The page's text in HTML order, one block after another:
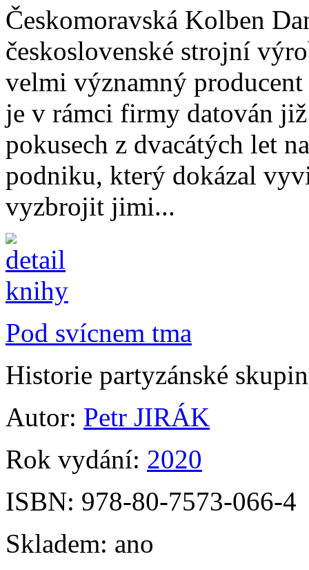
Českomoravská Kolben
československé strojní
velmi významný
je v rámci firmy datován
pokusech z dvacátých let
podniku, který dokázal
vyzbrojit jimi...
Pod svícnem tma
Historie partyzánské
Autor: Petr JIRÁK
Rok vydání: 2020
ISBN: 978-80-7573-066-4
Skladem: ano